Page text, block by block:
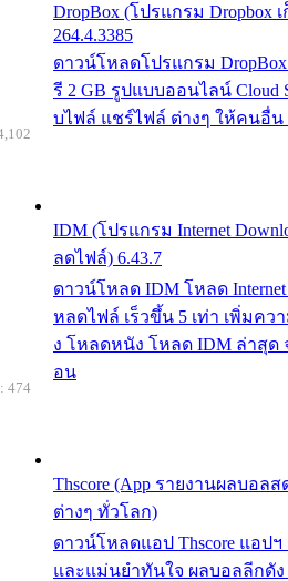
DropBox (โปรแกรม Dropbox
264.4.3385
ดาวน์โหลดโปรแกรม
รี 2 GB รูปแบบออนไลน์ Cloud
บไฟล์ แชร์ไฟล์ ต่างๆ ให้คนอื่น
IDM (โปรแกรม Internet
ลดไฟล์) 6.43.7
ดาวน์โหลด IDM โหลด Internet
หลดไฟล์ เร็วขึ้น 5 เท่า เพิ่มคว
ง โหลดหนัง โหลด IDM ล่าสุด
อน
Thscore (App รายงานผลบอ
ต่างๆ ทั่วโลก)
ดาวน์โหลดแอป Thscore แอป
และแม่นยำทันใจ ผลบอลลีกดั
474